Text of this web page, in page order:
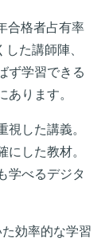
合格者占有率
た講師陣、
ず学習できる
あります。
した講義。
した教材。
学べるデジタ
効率的な学習